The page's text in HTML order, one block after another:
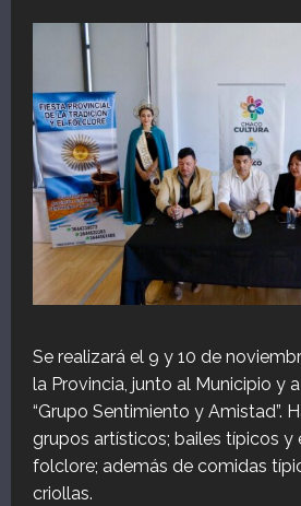
Se realizará el 9 y 10 de
la Provincia, junto al Municipio y
“Grupo Sentimiento y Amistad”.
grupos artísticos; bailes típicos y
folclore; además de comidas
criollas.